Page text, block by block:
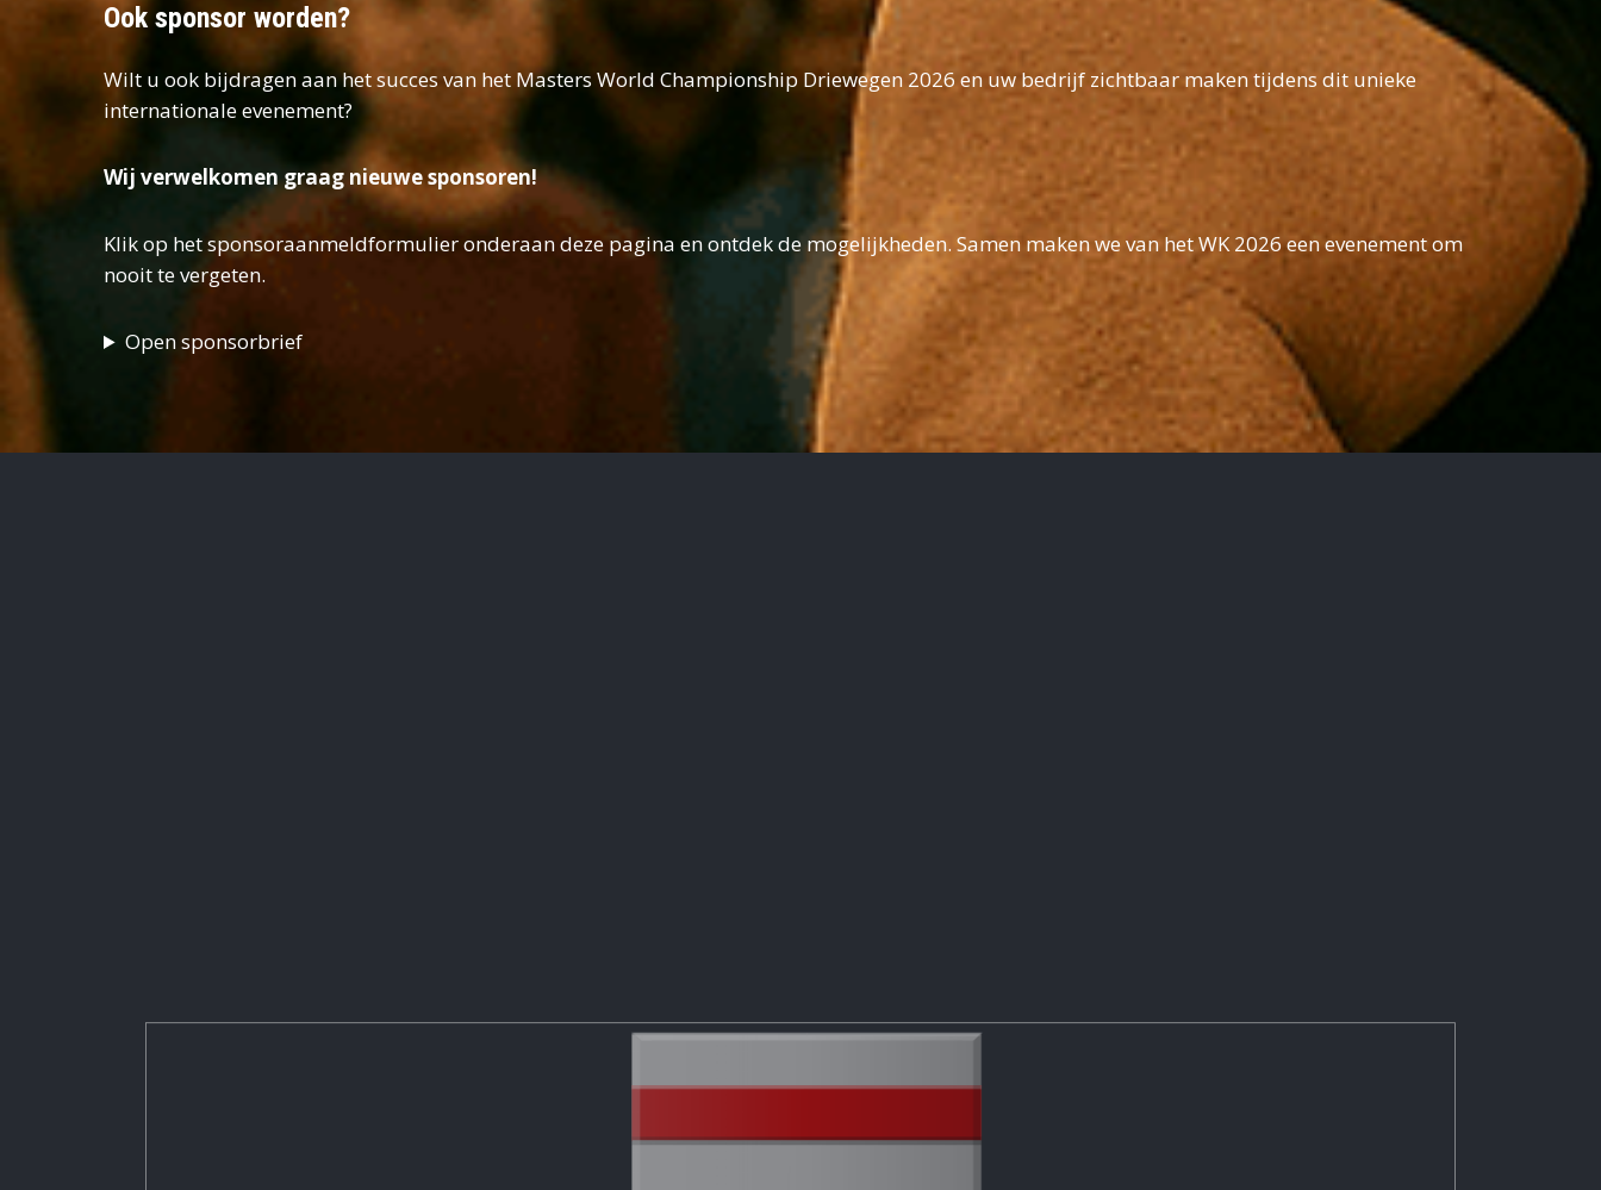
Ook sponsor worden?
Wilt u ook bijdragen aan het succes van het Masters World Championship Driewegen 2026 en uw bedrijf zichtbaar maken tijdens dit unieke
internationale evenement?
Wij verwelkomen graag nieuwe sponsoren!
Klik op het sponsoraanmeldformulier onderaan deze pagina en ontdek de mogelijkheden. Samen maken we van het WK 2026 een evenement om
nooit te vergeten.
Open sponsorbrief